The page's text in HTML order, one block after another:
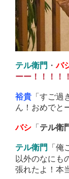
テル衛門 ・バ
ーー！！！！
裕貴 「すご
ん！おめでと
バシ 「 テル衛
テル衛門
「
以外のなにも
張れたよ！本